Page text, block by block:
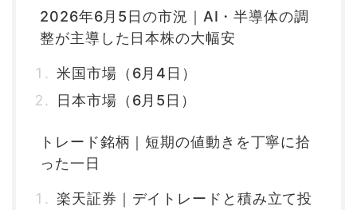
2026年6月5日の市況｜AI・半導体の調
整が主導した日本株の大幅安
米国市場（6月4日）
日本市場（6月5日）
トレード銘柄｜短期の値動きを丁寧に拾
った一日
楽天証券｜デイトレードと積み立て投